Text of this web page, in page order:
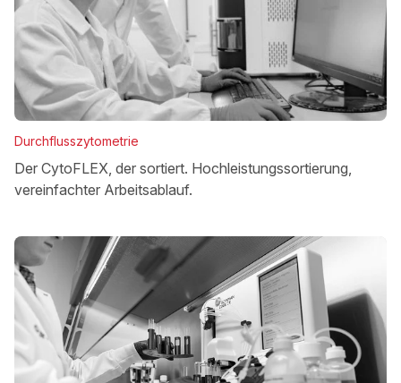
Durchflusszytometrie
Der CytoFLEX, der sortiert. Hochleistungssortierung,
vereinfachter Arbeitsablauf.